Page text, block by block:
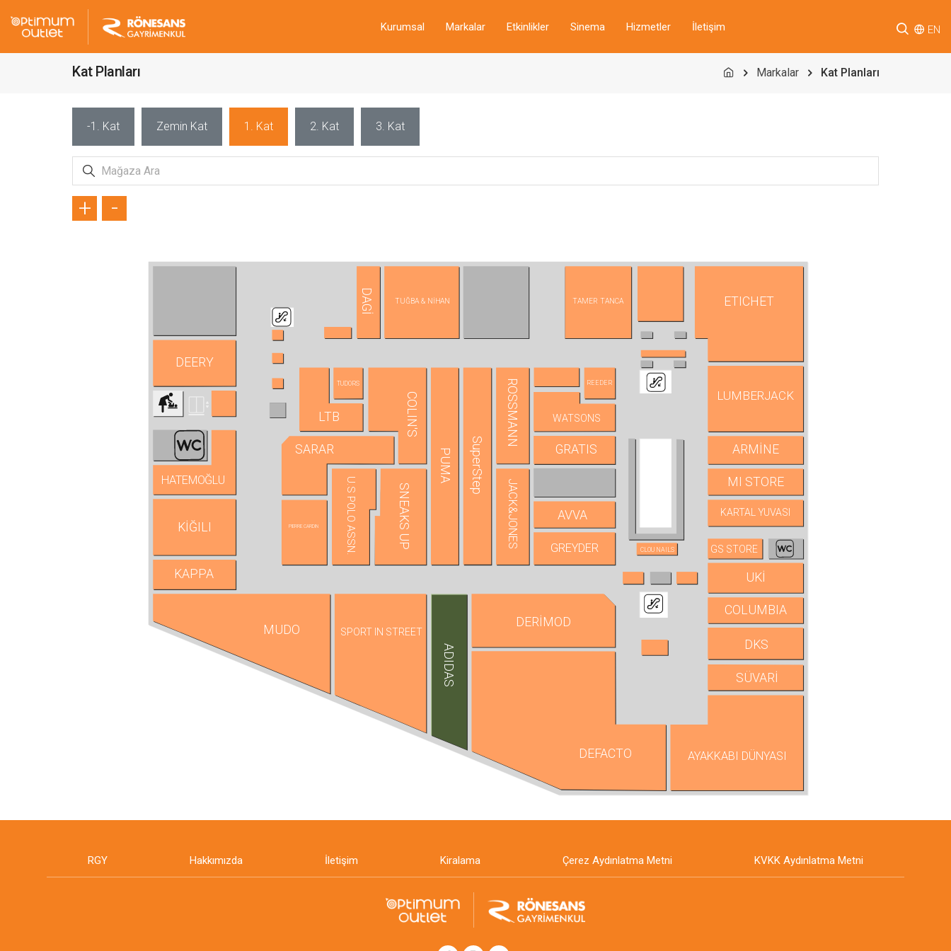
Kurumsal Markalar Etkinlikler Sinema Hizmetler İletişim EN
Kat Planları Markalar Kat Planları
-1. Kat Zemin Kat 1. Kat 2. Kat 3. Kat
ADIDAS
ARMİNE
AVVA
AYAKKABI DÜNYASI
COLUMBIA
DAGİ
DEERY
DEFACTO
DERİMOD
DKS
ETICHET
GRATIS
GREYDER
HATEMOĞLU
KAPPA
KİĞILI
LTB
LUMBERJACK
MI STORE
MUDO
PIERRE CARDIN
PUMA
REEDER
ROSSMANN
SARAR
SÜVARİ
TUĞBA & NİHAN
U.S POLO ASSN.
UKİ
WATSONS
SNEAKS UP
SPORT IN STREET
GS STORE
JACK&JONES
COLIN'S
TUDORS
SuperStep
KARTAL YUVASI
CLOU NAILS
TAMER TANCA
+ -
RGY Hakkımızda İletişim Kiralama Çerez Aydınlatma Metni KVKK Aydınlatma Metni